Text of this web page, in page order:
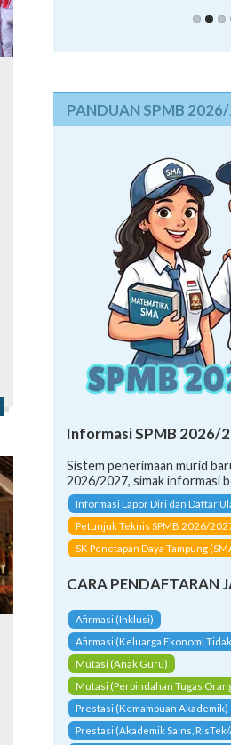
PANDUAN SPMB
Informasi SPMB 2026/
Sistem penerimaan murid
2026/2027, simak informasi
Informasi Lapor Diri dan Daftar
Petunjuk Teknis SPMB 2026/
SK Penetapan Daya Tampung
CARA PENDAFTARAN
Afirmasi (Inklusi)
Afirmasi (Keluarga Ekonomi
Mutasi (Anak Guru)
Mutasi (Perpindahan Tugas
Prestasi (Kemampuan Akademik)
Prestasi (Akademik Sains,